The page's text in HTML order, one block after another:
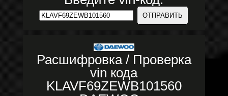
Расшифровка / Проверка
vin кода
KLAVF69ZEWB101560